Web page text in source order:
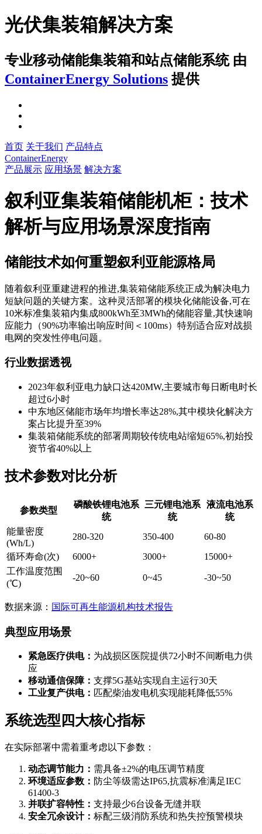
光伏集装箱解决方案
专业移动储能集装箱和站点储能系统 由
ContainerEnergy Solutions 提供
首页 关于我们 产品特点
ContainerEnergy
产品展示 应用场景 解决方案
叙利亚集装箱储能机柜：技术
解析与应用场景深度指南
储能技术如何重塑叙利亚能源格局
随着叙利亚重建进程的推进,集装箱储能系统正成为解决电力
短缺问题的关键方案。这种灵活部署的模块化储能设备,可在
10米标准集装箱内集成800kWh至3MWh的储能容量,其快速响
应能力（90%功率输出响应时间＜100ms）特别适合应对战损
电网的突发性停电问题。
行业数据透视
2023年叙利亚电力缺口达420MW,主要城市每日断电时长
超过6小时
中东地区储能市场年均增长率达28%,其中模块化解决方
案占比提升至39%
集装箱储能系统的部署周期较传统电站缩短65%,初始投
资节省40%以上
技术参数对比分析
参数类型
磷酸铁锂电池系
统
三元锂电池系
统
液流电池系
统
能量密度
(Wh/L)
280-320 350-400
60-80
循环寿命(次)
6000+ 3000+
15000+
工作温度范围
(℃)
-20~60 0~45 -30~50
数据来源： 国际可再生能源机构技术报告
典型应用场景
紧急医疗供电： 为战损区医院提供72小时不间断电力供
应
移动通信保障： 支撑5G基站实现自主运行30天
工业复产供电： 匹配柴油发电机实现能耗降低55%
系统选型四大核心指标
在实际部署中需着重考虑以下参数：
动态调节能力： 需具备±2%的电压调节精度
环境适应参数： 防尘等级需达IP65,抗震标准满足IEC
61400-3
并联扩容特性： 支持最少6台设备无缝并联
安全冗余设计： 标配三级消防系统和热失控预警模块